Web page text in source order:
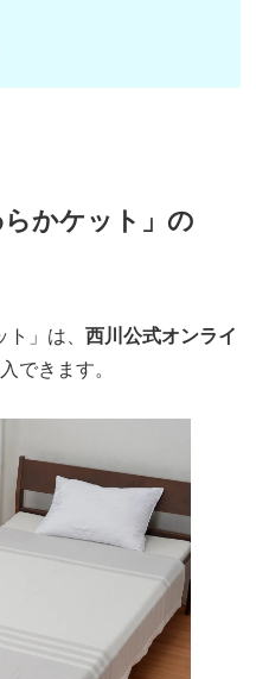
かケット」の
」は、 西川公式オンライ
できます。